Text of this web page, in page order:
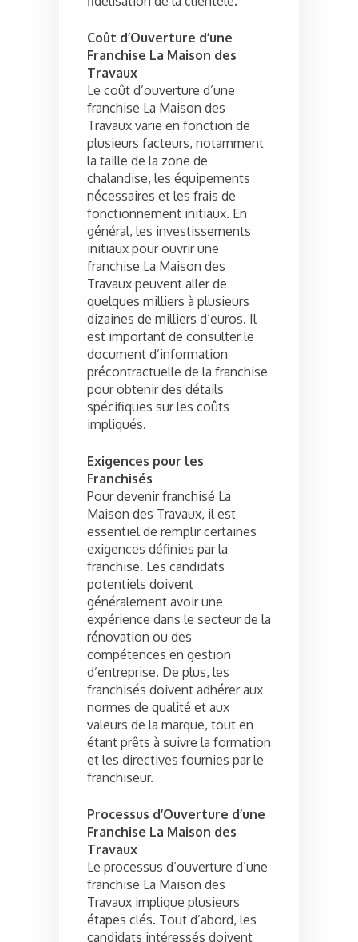
Coût d’Ouverture d’une
Franchise La Maison des
Travaux
Le coût d’ouverture d’une
franchise La Maison des
Travaux varie en fonction de
plusieurs facteurs, notamment
la taille de la zone de
chalandise, les équipements
nécessaires et les frais de
fonctionnement initiaux. En
général, les investissements
initiaux pour ouvrir une
franchise La Maison des
Travaux peuvent aller de
quelques milliers à plusieurs
dizaines de milliers d’euros. Il
est important de consulter le
document d’information
précontractuelle de la franchise
pour obtenir des détails
spécifiques sur les coûts
impliqués.
Exigences pour les
Franchisés
Pour devenir franchisé La
Maison des Travaux, il est
essentiel de remplir certaines
exigences définies par la
franchise. Les candidats
potentiels doivent
généralement avoir une
expérience dans le secteur de la
rénovation ou des
compétences en gestion
d’entreprise. De plus, les
franchisés doivent adhérer aux
normes de qualité et aux
valeurs de la marque, tout en
étant prêts à suivre la formation
et les directives fournies par le
franchiseur.
Processus d’Ouverture d’une
Franchise La Maison des
Travaux
Le processus d’ouverture d’une
franchise La Maison des
Travaux implique plusieurs
étapes clés. Tout d’abord, les
candidats intéressés doivent